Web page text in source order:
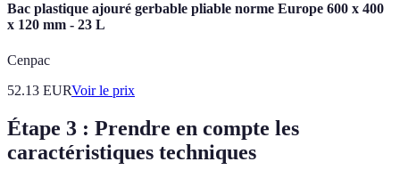
Bac plastique ajouré gerbable pliable norme Europe 600 x 400
x 120 mm - 23 L
Cenpac
52.13 EURVoir le prix
Étape 3 : Prendre en compte les
caractéristiques techniques